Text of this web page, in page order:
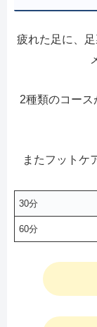
疲れた足に、
2種類のコー
またフットケ
30分
60分